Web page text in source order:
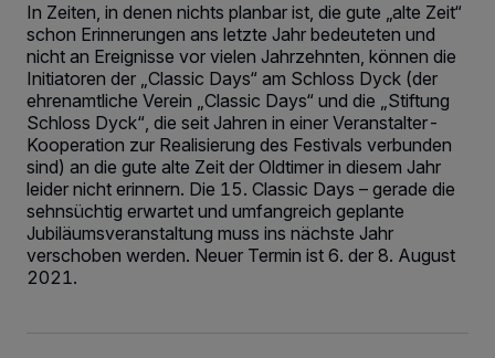
In Zeiten, in denen nichts planbar ist, die gute „alte Zeit“
schon Erinnerungen ans letzte Jahr bedeuteten und
nicht an Ereignisse vor vielen Jahrzehnten, können die
Initiatoren der „Classic Days“ am Schloss Dyck (der
ehrenamtliche Verein „Classic Days“ und die „Stiftung
Schloss Dyck“, die seit Jahren in einer Veranstalter-
Kooperation zur Realisierung des Festivals verbunden
sind) an die gute alte Zeit der Oldtimer in diesem Jahr
leider nicht erinnern. Die 15. Classic Days – gerade die
sehnsüchtig erwartet und umfangreich geplante
Jubiläumsveranstaltung muss ins nächste Jahr
verschoben werden. Neuer Termin ist 6. der 8. August
2021.